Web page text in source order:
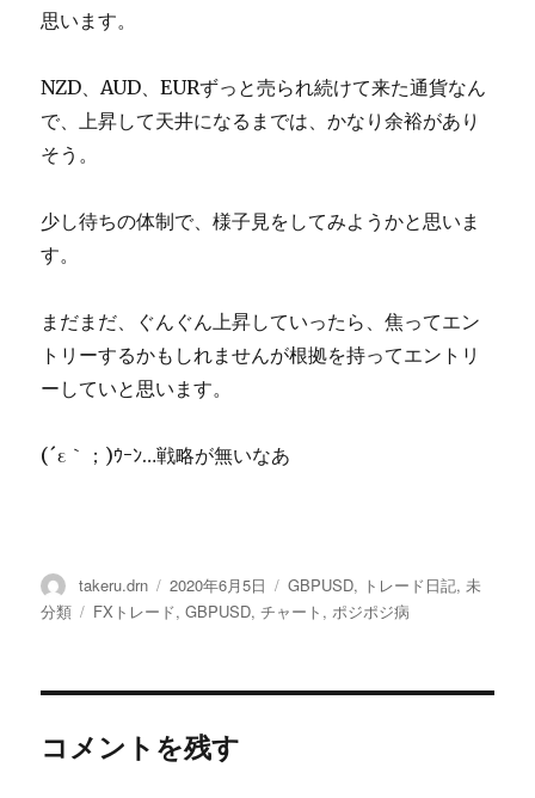
思います。
NZD、AUD、EURずっと売られ続けて来た通貨なん
で、上昇して天井になるまでは、かなり余裕があり
そう。
少し待ちの体制で、様子見をしてみようかと思いま
す。
まだまだ、ぐんぐん上昇していったら、焦ってエン
トリーするかもしれませんが根拠を持ってエントリ
ーしていと思います。
(´ε｀；)ｳｰﾝ…戦略が無いなあ
投
稿
takeru.drn
投
稿
2020年6月5日
カ
テ
GBPUSD, トレード日記, 未
分類
タ
FXトレード,GBPUSD,チャート , ポジポジ病
コメントを残す